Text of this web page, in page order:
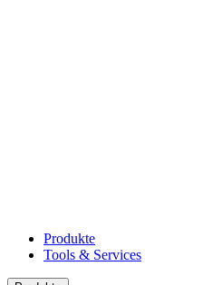
Produkte
Tools & Services